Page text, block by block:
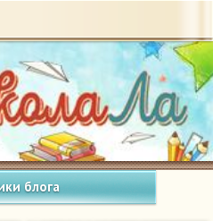
блога